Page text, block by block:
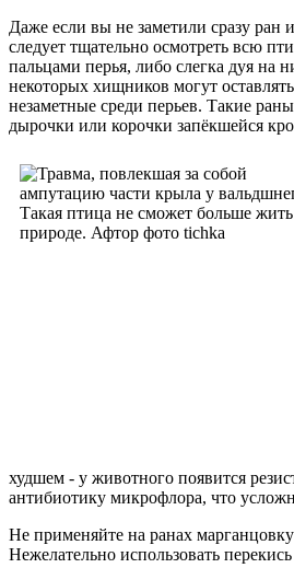
Даже если вы не заметили сразу ран
следует тщательно осмотреть всю
пальцами перья, либо слегка дуя на
некоторых хищников могут
незаметные среди перьев. Такие
дырочки или корочки запёкшейся
худшем - у животного появится
антибиотику микрофлора, что
Не применяйте на ранах
Нежелательно использовать